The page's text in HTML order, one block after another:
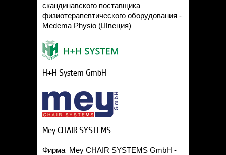
скандинавского поставщика
физиотерапевтического оборудования -
Medema Physio (Швеция)
H+H System GmbH
Mey CHAIR SYSTEMS
Фирма Mey CHAIR SYSTEMS GmbH -